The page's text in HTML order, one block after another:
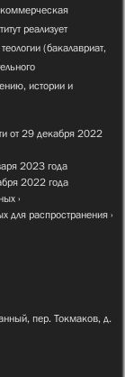
реализует
(бакалавриат,
истории и
от 29 декабря 2022
2023 года
2022 года
для распространения
пер. Токмаков, д.